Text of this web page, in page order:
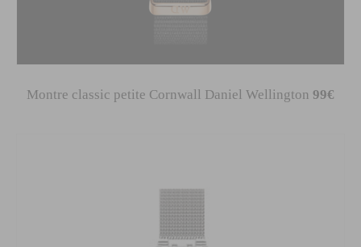
Montre classic petite Cornwall Daniel Wellington 99€